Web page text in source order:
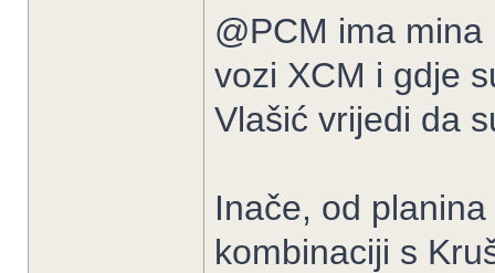
@PCM ima
vozi XCM i gdje
Vlašić vrijedi da
Inače, od
kombinaciji s